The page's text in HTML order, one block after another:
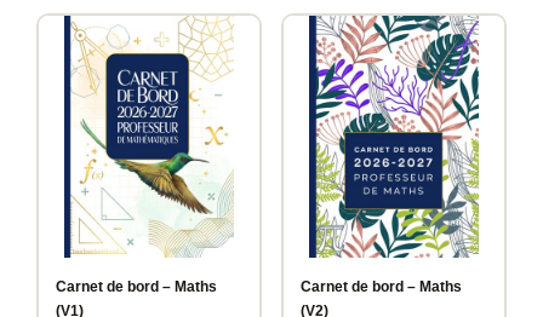
Carnet de bord – Maths
(V1)
Carnet de bord – Maths
(V2)